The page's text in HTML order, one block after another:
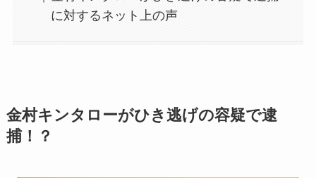
に対するネット上の声
金村キンタローがひき逃げの容疑で逮
捕！？